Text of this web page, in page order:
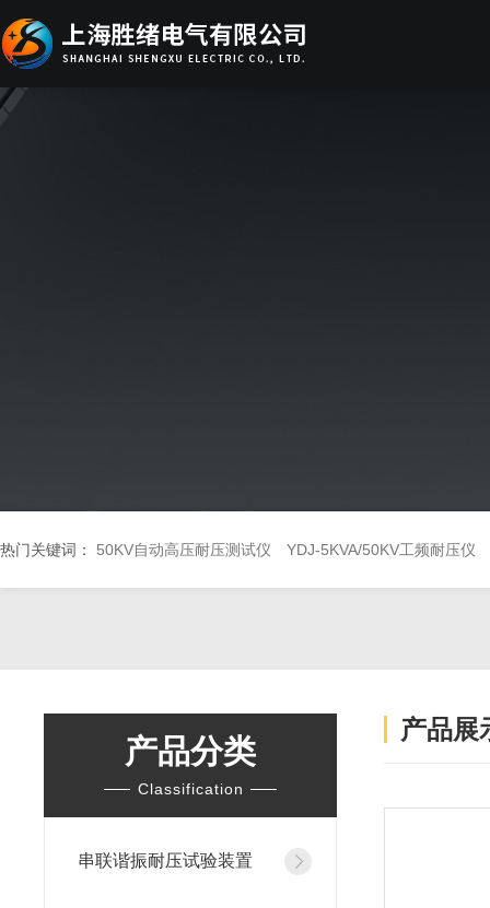
热门关键词： 50KV自动高压耐压测试仪 YDJ-5KVA/50KV工频耐压仪
产品分类
Classification
串联谐振耐压试验装置
产品展